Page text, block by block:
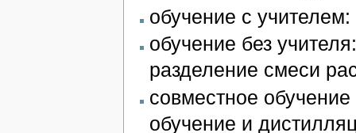
обучение с
обучение без
разделение смеси
совместное
обучение и